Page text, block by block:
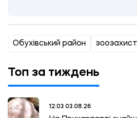
Обухівський район зоозахист
Топ за тиждень
12:03 03.08.26